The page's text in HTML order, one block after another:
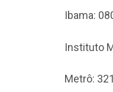
Ibama:
Instituto
Metrô: